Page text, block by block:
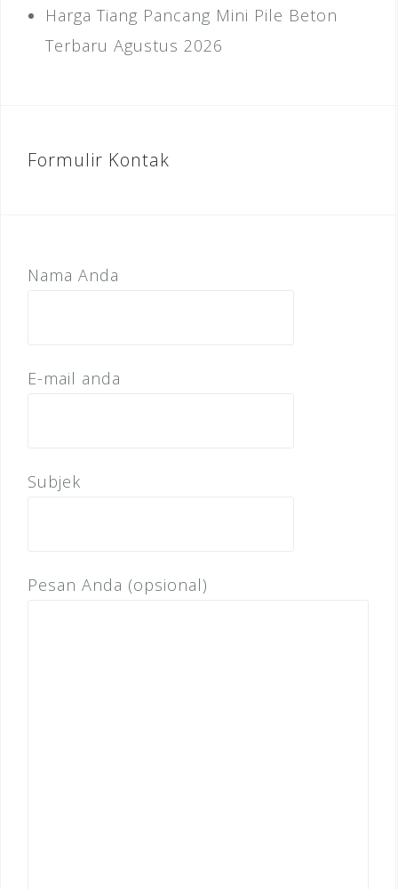
Harga Tiang Pancang Mini Pile Beton
Terbaru Agustus 2026
Formulir Kontak
Nama Anda
E-mail anda
Subjek
Pesan Anda (opsional)